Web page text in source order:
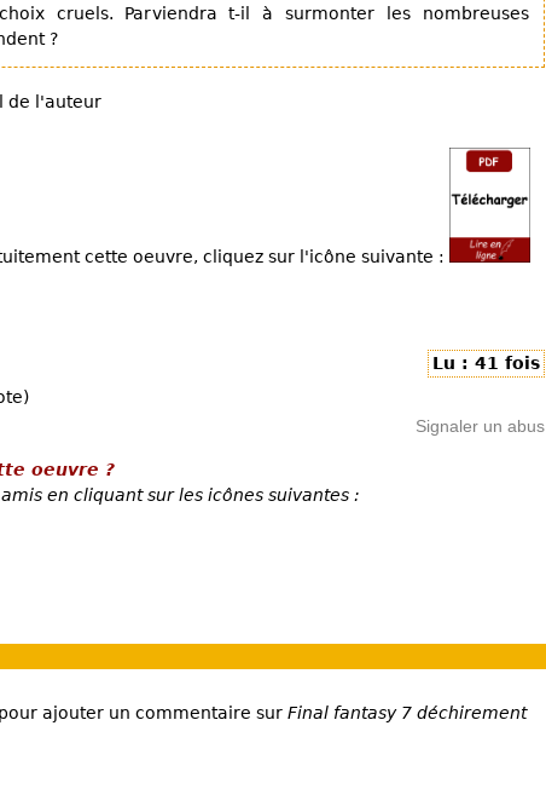
cruels. Parviendra t-il à surmonter les nombreuses
?
de l'auteur
cette oeuvre, cliquez sur l'icône suivante :
Lu : 41 fois
Signaler un abus
oeuvre ?
en cliquant sur les icônes suivantes :
ajouter un commentaire sur Final fantasy 7 déchirement